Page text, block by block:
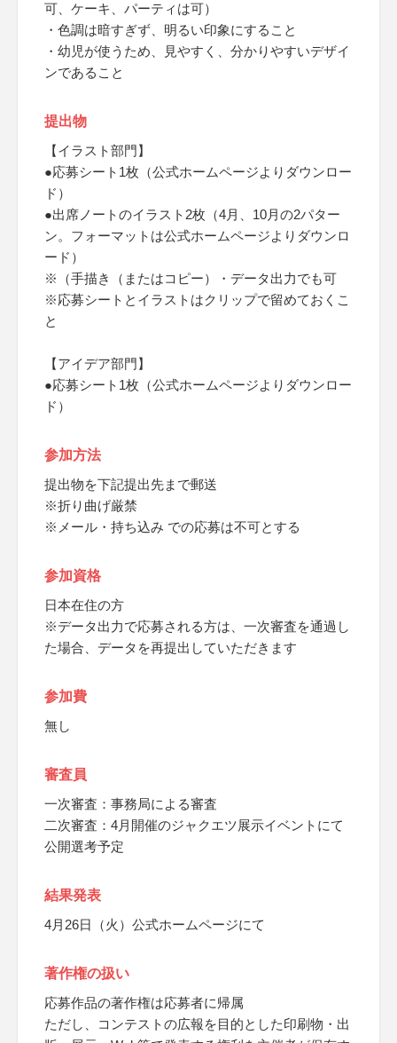
可、ケーキ、パーティは可）
・色調は暗すぎず、明るい印象にすること
・幼児が使うため、見やすく、分かりやすいデザイ
ンであること
提出物
【イラスト部門】
●応募シート1枚（公式ホームページよりダウンロー
ド）
●出席ノートのイラスト2枚（4月、10月の2パター
ン。フォーマットは公式ホームページよりダウンロ
ード）
※（手描き（またはコピー）・データ出力でも可
※応募シートとイラストはクリップで留めておくこ
と
【アイデア部門】
●応募シート1枚（公式ホームページよりダウンロー
ド）
参加方法
提出物を下記提出先まで郵送
※折り曲げ厳禁
※メール・持ち込み での応募は不可とする
参加資格
日本在住の方
※データ出力で応募される方は、一次審査を通過し
た場合、データを再提出していただきます
参加費
無し
審査員
一次審査：事務局による審査
二次審査：4月開催のジャクエツ展示イベントにて
公開選考予定
結果発表
4月26日（火）公式ホームページにて
著作権の扱い
応募作品の著作権は応募者に帰属
ただし、コンテストの広報を目的とした印刷物・出